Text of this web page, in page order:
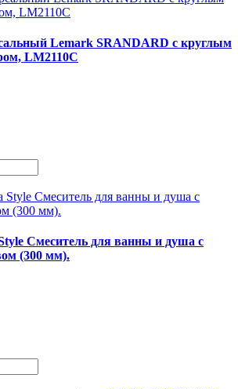
Lemark SRANDARD с круглым
LM2110C
Cмеситель для ванны и душа с
(300 мм).